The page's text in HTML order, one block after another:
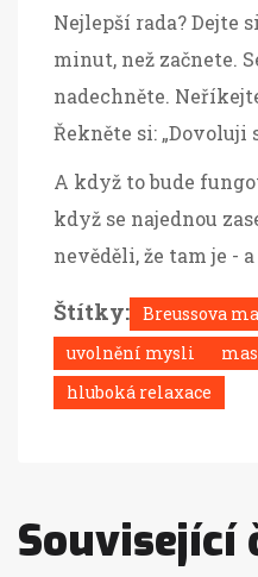
Nejlepší rada? Dejte
minut, než začnete.
nadechněte.
Řekněte si: „Dovoluji
A když to bude
když se najednou
nevěděli, že tam je -
Štítky: Breussova
uvolnění mysli
hluboká relaxace
Související